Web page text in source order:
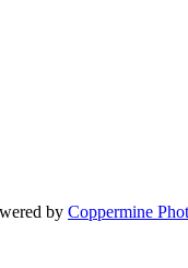
by Coppermine